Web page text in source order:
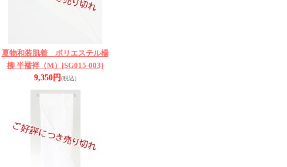
夏物和装肌着 ポリエステル楊
柳 半襦袢（M） [SG015-003]
9,350円(税込)